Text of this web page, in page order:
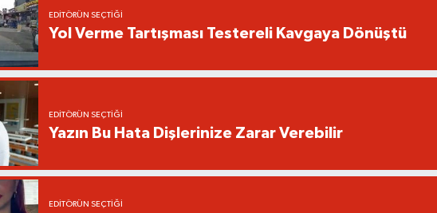
EDITÖRÜN SEÇTIĞI
Yol Verme Tartışması Testereli Kavgaya Dönüştü
EDITÖRÜN SEÇTIĞI
Yazın Bu Hata Dişlerinize Zarar Verebilir
EDITÖRÜN SEÇTIĞI